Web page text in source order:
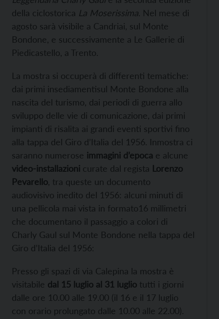
della ciclostorica La Moserissima. Nel mese di
agosto sarà visibile a Candriai, sul Monte
Bondone, e successivamente a Le Gallerie di
Piedicastello, a Trento.
La mostra si occuperà di differenti tematiche:
dai primi insediamentisul Monte Bondone alla
nascita del turismo, dai periodi di guerra allo
sviluppo delle vie di comunicazione, dai primi
impianti di risalita ai grandi eventi sportivi fino
alla tappa del Giro d’Italia del 1956. Inmostra ci
saranno numerose immagini d’epoca e alcune
video-installazioni curate dal regista Lorenzo
Pevarello , tra queste un documento
audiovisivo inedito del 1956: alcuni minuti di
una pellicola mai vista in formato16 millimetri
che documentano il passaggio a colori di
Charly Gaul sul Monte Bondone nella tappa del
Giro d’Italia del 1956:
Presso gli spazi di via Calepina la mostra è
visitabile dal 15 luglio al 31 luglio tutti i giorni
dalle ore 10.00 alle 19.00 (il 16 e il 17 luglio
con orario prolungato dalle 10.00 alle 22.00).